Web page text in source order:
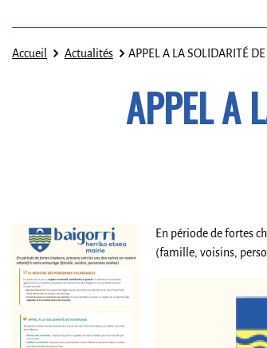
Accueil Actualités APPEL A LA SOLIDARITÉ
APPEL A
En période de fortes
(famille, voisins,